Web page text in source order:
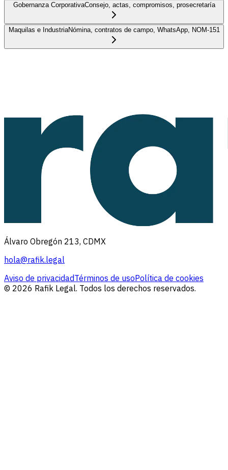
Gobernanza CorporativaConsejo, actas, compromisos, prosecretaría
Maquilas e IndustriaNómina, contratos de campo, WhatsApp, NOM-151
Álvaro Obregón 213, CDMX
hola@rafik.legal
Aviso de privacidadTérminos de usoPolítica de cookies
© 2026 Rafik Legal. Todos los derechos reservados.